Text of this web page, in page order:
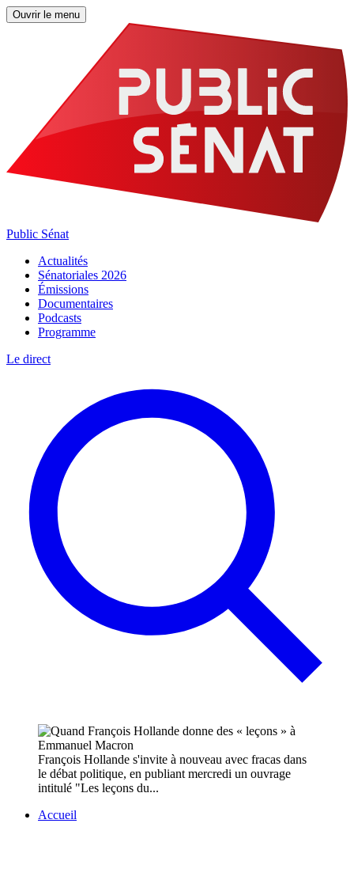
Ouvrir le menu
Public Sénat
Actualités
Sénatoriales 2026
Émissions
Documentaires
Podcasts
Programme
Le direct
François Hollande s'invite à nouveau avec fracas dans
le débat politique, en publiant mercredi un ouvrage
intitulé "Les leçons du...
Accueil